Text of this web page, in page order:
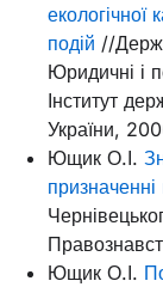
подій //
Юридичні і
Інститут
України,
Ющик О.І.
Ющик О.І.